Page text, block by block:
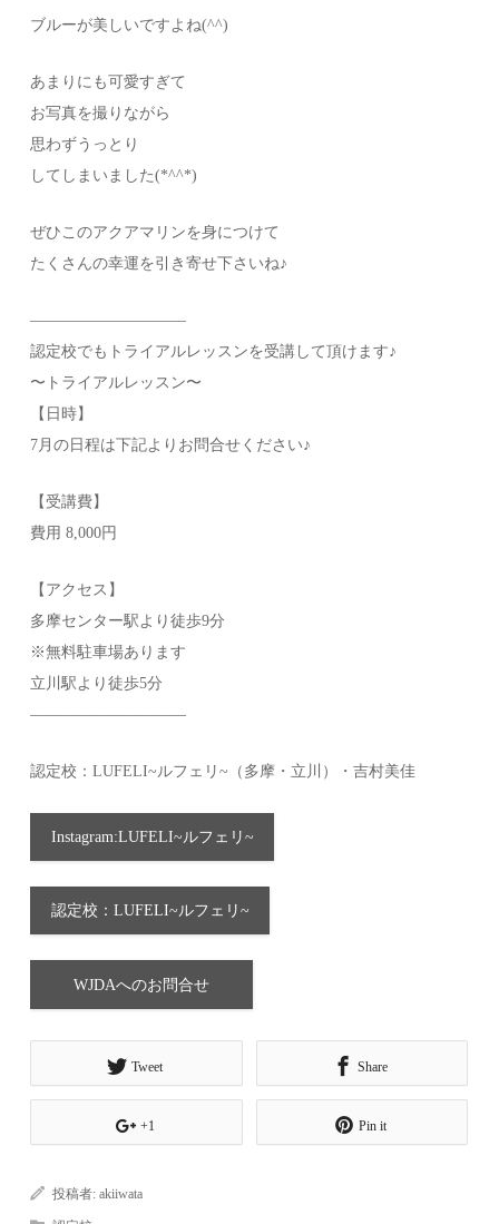
ブルーが美しいですよね(^^)
あまりにも可愛すぎて
お写真を撮りながら
思わずうっとり
してしまいました(*^^*)
ぜひこのアクアマリンを身につけて
たくさんの幸運を引き寄せ下さいね♪
——————————
認定校でもトライアルレッスンを受講して頂けます♪
〜トライアルレッスン〜
【日時】
7月の日程は下記よりお問合せください♪
【受講費】
費用 8,000円
【アクセス】
多摩センター駅より徒歩9分
※無料駐車場あります
立川駅より徒歩5分
——————————
認定校：LUFELI~ルフェリ~（多摩・立川）・吉村美佳
Instagram:LUFELI~ルフェリ~
認定校：LUFELI~ルフェリ~
WJDAへのお問合せ
Tweet Share
+1 Pin it
投稿者:akiiwata